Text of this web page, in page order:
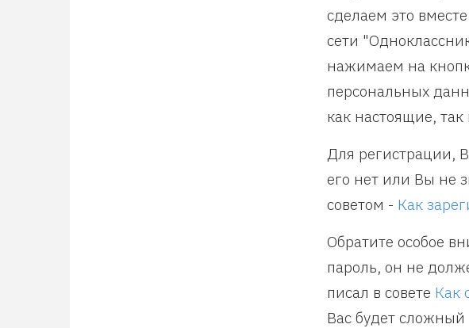
сделаем это
сети
нажимаем на
персональных
как настоящие,
Для регистрации,
его нет или Вы не
советом - Как
Обратите особое
пароль, он не
писал в совете Как
Вас будет сложный